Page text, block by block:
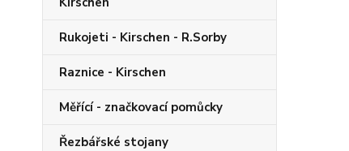
Rukojeti - Kirschen - R.Sorby
Raznice - Kirschen
Měřící - značkovací pomůcky
Řezbářské stojany